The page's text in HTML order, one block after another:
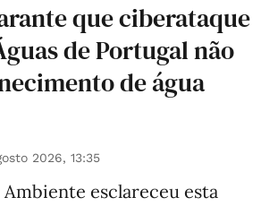
que ciberataque
de Portugal não
de água
2026, 13:35
esclareceu esta